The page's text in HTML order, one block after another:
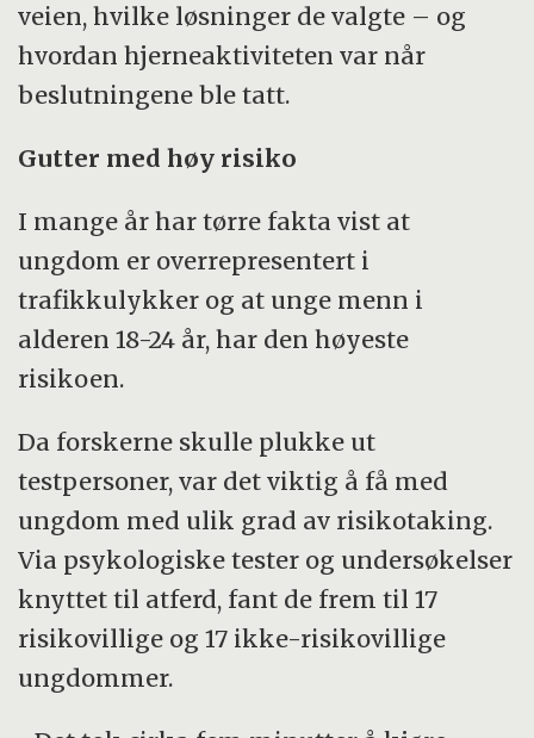
veien, hvilke løsninger de valgte – og
hvordan hjerneaktiviteten var når
beslutningene ble tatt.
Gutter med høy risiko
I mange år har tørre fakta vist at
ungdom er overrepresentert i
trafikkulykker og at unge menn i
alderen 18-24 år, har den høyeste
risikoen.
Da forskerne skulle plukke ut
testpersoner, var det viktig å få med
ungdom med ulik grad av risikotaking.
Via psykologiske tester og undersøkelser
knyttet til atferd, fant de frem til 17
risikovillige og 17 ikke-risikovillige
ungdommer.